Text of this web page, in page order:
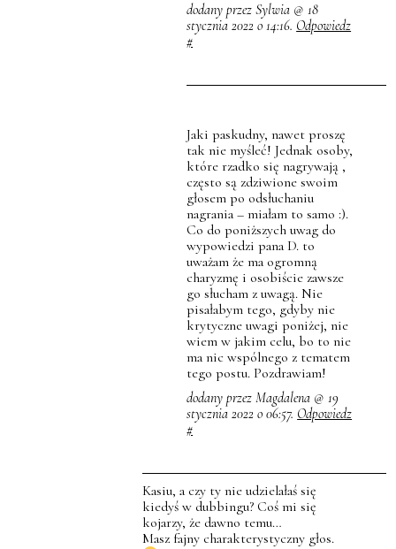
dodany przez Sylwia @ 18
stycznia 2022 o 14:16. Odpowiedz
#
Jaki paskudny, nawet proszę
tak nie myśleć! Jednak osoby,
które rzadko się nagrywają ,
często są zdziwione swoim
głosem po odsłuchaniu
nagrania – miałam to samo :).
Co do poniższych uwag do
wypowiedzi pana D. to
uważam że ma ogromną
charyzmę i osobiście zawsze
go słucham z uwagą. Nie
pisałabym tego, gdyby nie
krytyczne uwagi poniżej, nie
wiem w jakim celu, bo to nie
ma nic wspólnego z tematem
tego postu. Pozdrawiam!
dodany przez Magdalena @ 19
stycznia 2022 o 06:57. Odpowiedz
#
Kasiu, a czy ty nie udzielałaś się
kiedyś w dubbingu? Coś mi się
kojarzy, że dawno temu…
Masz fajny charakterystyczny głos.